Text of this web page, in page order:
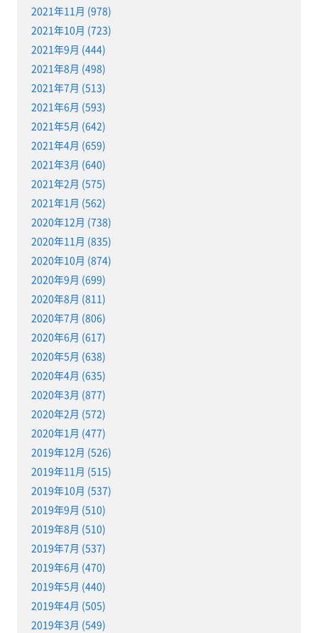
2021年11月 (978)
2021年10月 (723)
2021年9月 (444)
2021年8月 (498)
2021年7月 (513)
2021年6月 (593)
2021年5月 (642)
2021年4月 (659)
2021年3月 (640)
2021年2月 (575)
2021年1月 (562)
2020年12月 (738)
2020年11月 (835)
2020年10月 (874)
2020年9月 (699)
2020年8月 (811)
2020年7月 (806)
2020年6月 (617)
2020年5月 (638)
2020年4月 (635)
2020年3月 (877)
2020年2月 (572)
2020年1月 (477)
2019年12月 (526)
2019年11月 (515)
2019年10月 (537)
2019年9月 (510)
2019年8月 (510)
2019年7月 (537)
2019年6月 (470)
2019年5月 (440)
2019年4月 (505)
2019年3月 (549)